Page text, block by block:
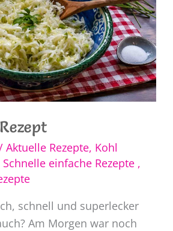
Aktuelle Rezepte, Kohl
Schnelle einfache Rezepte ,
schnell und superlecker
Am Morgen war noch